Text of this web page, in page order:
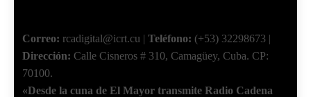
Correo: rcadigital@icrt.cu | Teléfono: (+53) 32298673 |
Dirección: Calle Cisneros # 310, Camagüey, Cuba. CP:
70100.
«Desde la cuna de El Mayor transmite Radio Cadena